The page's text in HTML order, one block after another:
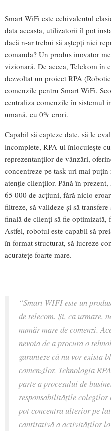
Smart WiFi este echivalentul
data aceasta, utilizatorii îl pot
dacă n-ar trebui să aştepţi nici
comanda? Un produs inovator
vizionară. De aceea, Telekom în
dezvoltat un proiect RPA
comenzile pentru Smart WiFi.
centraliza comenzile în sistemul
umană, cu 0% erori.
Capabil să capteze date, să le
incomplete, RPA-ul înlocuieşte
reprezentanţilor de vânzări,
concentreze pe task-uri mai
atenţie clienţilor. Până în
65 000 de acţiuni, fără nicio
filtreze, să valideze şi să
finală de clienţi să fie optimizată,
Astfel, robotul este capabil să
în format structurat, să lucreze
acurateţe foarte mare.
“Smart WIFI este un
de telecom. Şi, ca urmare,
număr mare de comenzi.
nevoia de a procura o
garanteze că nu vor exista
comenzilor. Tehnologia
parte a procesului de
responsabilităţile colegilor
pot concentra ulterior pe
cantitativă a activităţilor